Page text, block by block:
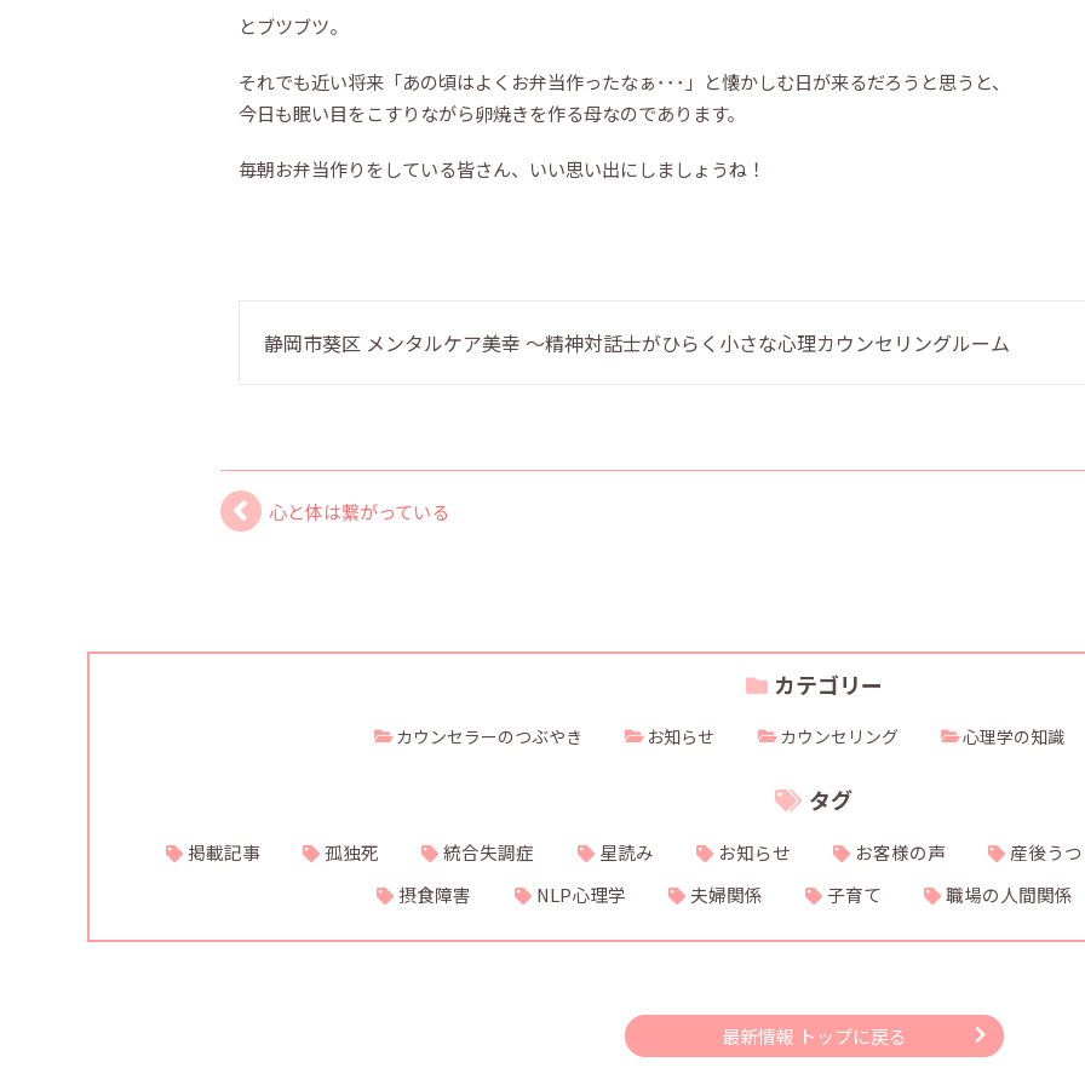
とブツブツ。
それでも近い将来「あの頃はよくお弁当作ったなぁ･･･」と懐かしむ日が来るだろうと思うと、
今日も眠い目をこすりながら卵焼きを作る母なのであります。
毎朝お弁当作りをしている皆さん、いい思い出にしましょうね！
静岡市葵区 メンタルケア美幸 〜精神対話士がひらく小さな心理カウンセリングルーム
心と体は繋がっている
カテゴリー
カウンセラーのつぶやき お知らせ カウンセリング 心理学の知識
タグ
掲載記事 孤独死 統合失調症 星読み お知らせ お客様の声 産後うつ
摂食障害
NLP心理学 夫婦関係 子育て 職場の人間関係
最新情報 トップに戻る